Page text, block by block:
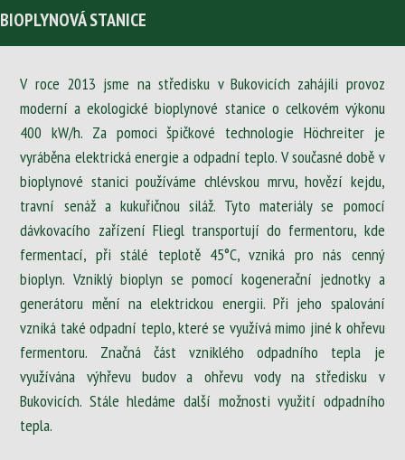
BIOPLYNOVÁ STANICE
V roce 2013 jsme na středisku v Bukovicích zahájili provoz
moderní a ekologické bioplynové stanice o celkovém výkonu
400 kW/h. Za pomoci špičkové technologie Höchreiter je
vyráběna elektrická energie a odpadní teplo. V současné době v
bioplynové stanici používáme chlévskou mrvu, hovězí kejdu,
travní senáž a kukuřičnou siláž. Tyto materiály se pomocí
dávkovacího zařízení Fliegl transportují do fermentoru, kde
fermentací, při stálé teplotě 45°C, vzniká pro nás cenný
bioplyn. Vzniklý bioplyn se pomocí kogenerační jednotky a
generátoru mění na elektrickou energii. Při jeho spalování
vzniká také odpadní teplo, které se využívá mimo jiné k ohřevu
fermentoru. Značná část vzniklého odpadního tepla je
využívána výhřevu budov a ohřevu vody na středisku v
Bukovicích. Stále hledáme další možnosti využití odpadního
tepla.